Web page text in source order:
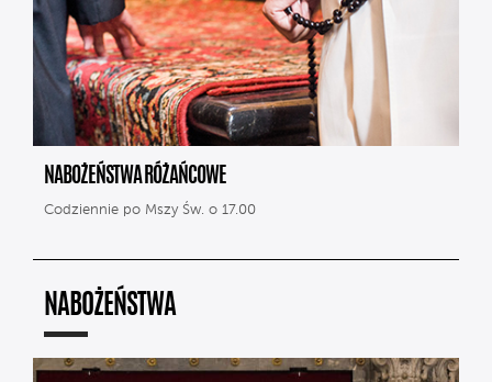
NABOŻEŃSTWA RÓŻAŃCOWE
Codziennie po Mszy Św. o 17.00
NABOŻEŃSTWA